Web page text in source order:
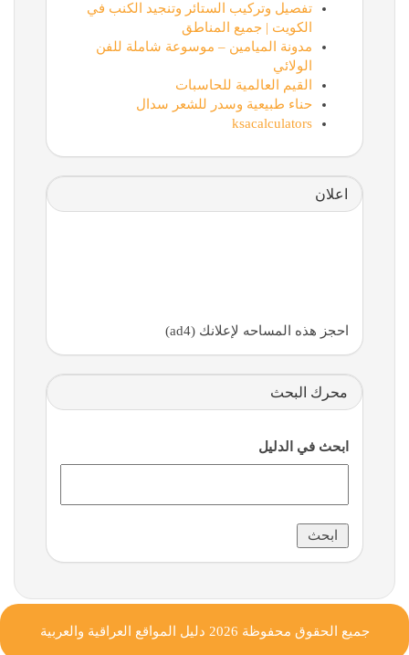
تفصيل وتركيب الستائر وتنجيد الكنب في
الكويت | جميع المناطق
مدونة الميامين – موسوعة شاملة للفن
الولائي
القيم العالمية للحاسبات
حناء طبيعية وسدر للشعر سدال
ksacalculators
اعلان
احجز هذه المساحه لإعلانك (ad4)
محرك البحث
ابحث في الدليل
جميع الحقوق محفوظة 2026 دليل المواقع العراقية والعربية